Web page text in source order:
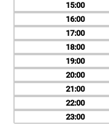
15
16
17
18
19
20
21
22
23